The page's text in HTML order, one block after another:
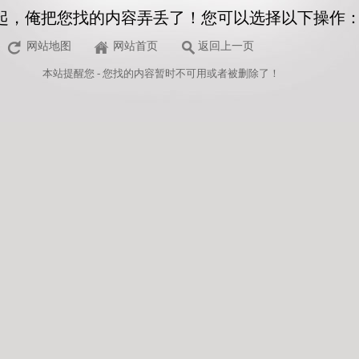
，俺把您找的内容弄丢了！您可以选择以下操作
网站地图 网站首页 返回上一页
本站提醒您 - 您找的内容暂时不可用或者被删除了！